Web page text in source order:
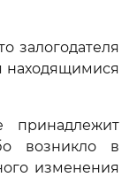
залогодателя
находящимися
принадлежит
возникло в
изменения